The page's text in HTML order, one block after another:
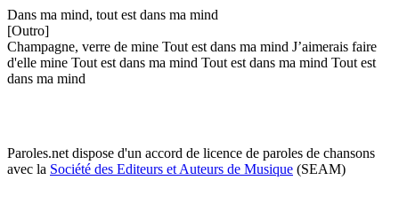
Dans ma mind, tout est dans ma mind
[Outro]
Champagne, verre de mine Tout est dans ma mind J’aimerais faire
d'elle mine Tout est dans ma mind Tout est dans ma mind Tout est
dans ma mind
Paroles.net dispose d'un accord de licence de paroles de chansons
avec la Société des Editeurs et Auteurs de Musique (SEAM)